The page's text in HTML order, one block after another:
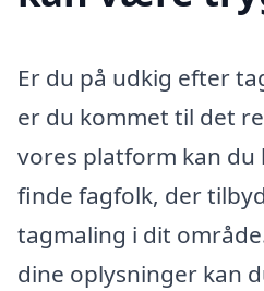
Er du på udkig efter
er du kommet til det
vores platform kan
finde fagfolk, der
tagmaling i dit
dine oplysninger kan